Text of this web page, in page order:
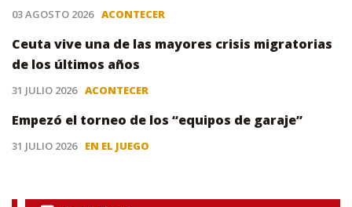
03 AGOSTO 2026 ACONTECER
Ceuta vive una de las mayores crisis migratorias
de los últimos años
31 JULIO 2026 ACONTECER
Empezó el torneo de los “equipos de garaje”
31 JULIO 2026 EN EL JUEGO